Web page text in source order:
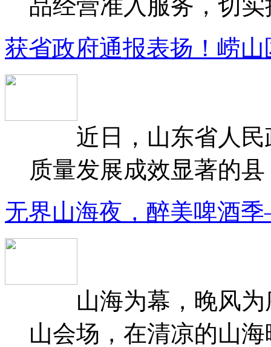
品经营准入服务，切
获省政府通报表扬！崂
近日，山东省人民
质量发展成效显著的
无界山海夜，醉美啤酒
山海为幕，晚风为
山会场，在清凉的山